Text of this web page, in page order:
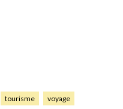
tourisme voyage